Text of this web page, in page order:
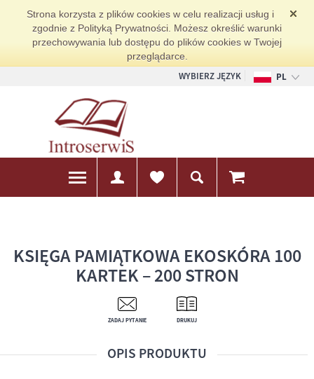
Strona korzysta z plików cookies w celu realizacji usług i
zgodnie z Polityką Prywatności. Możesz określić warunki
przechowywania lub dostępu do plików cookies w Twojej
przeglądarce.
WYBIERZ JĘZYK
PL
KSIĘGA PAMIĄTKOWA EKOSKÓRA 100
KARTEK – 200 STRON
ZADAJ PYTANIE DRUKUJ
OPIS PRODUKTU